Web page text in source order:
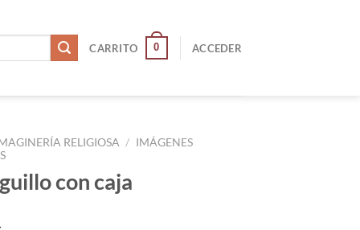
CARRITO 0 ACCEDER
RELIGIOSA / IMÁGENES
con caja